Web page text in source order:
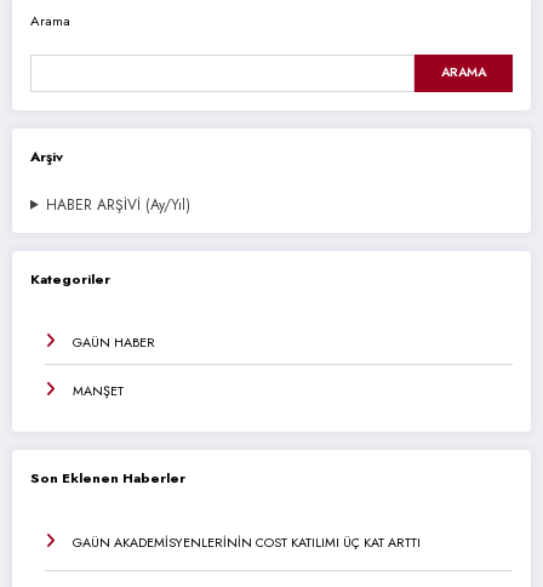
Arama
ARAMA
Arşiv
HABER ARŞİVİ (Ay/Yıl)
Kategoriler
GAÜN HABER
MANŞET
Son Eklenen Haberler
GAÜN AKADEMİSYENLERİNİN COST KATILIMI ÜÇ KAT ARTTI